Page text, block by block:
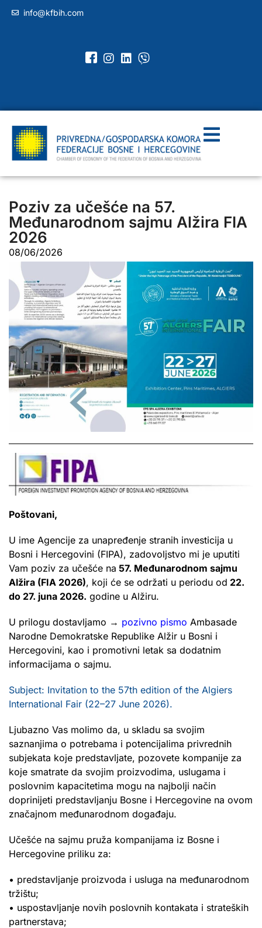
info@kfbih.com
Poziv za učešće na 57.
Međunarodnom sajmu Alžira FIA
2026
08/06/2026
Poštovani,
U ime Agencije za unapređenje stranih investicija u
Bosni i Hercegovini (FIPA), zadovoljstvo mi je uputiti
Vam poziv za učešće na 57. Međunarodnom sajmu
Alžira (FIA 2026), koji će se održati u periodu od 22.
do 27. juna 2026. godine u Alžiru.
U prilogu dostavljamo → pozivno pismo Ambasade
Narodne Demokratske Republike Alžir u Bosni i
Hercegovini, kao i promotivni letak sa dodatnim
informacijama o sajmu.
Subject: Invitation to the 57th edition of the Algiers
International Fair (22–27 June 2026).
Ljubazno Vas molimo da, u skladu sa svojim
saznanjima o potrebama i potencijalima privrednih
subjekata koje predstavljate, pozovete kompanije za
koje smatrate da svojim proizvodima, uslugama i
poslovnim kapacitetima mogu na najbolji način
doprinijeti predstavljanju Bosne i Hercegovine na ovom
značajnom međunarodnom događaju.
Učešće na sajmu pruža kompanijama iz Bosne i
Hercegovine priliku za:
• predstavljanje proizvoda i usluga na međunarodnom
tržištu;
• uspostavljanje novih poslovnih kontakata i strateških
partnerstava;